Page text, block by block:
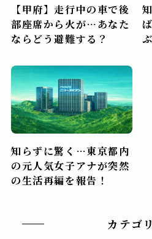
【甲府】走行中の車で後
部座席から火が…あなた
ならどう避難する？
知らずに驚く…東京都内
の元人気女子アナが突然
の生活再編を報告！
カテゴ